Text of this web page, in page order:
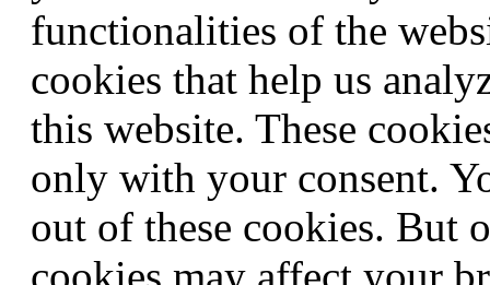
functionalities of the
cookies that help us
this website. These
only with your consent.
out of these cookies. But
cookies may affect your